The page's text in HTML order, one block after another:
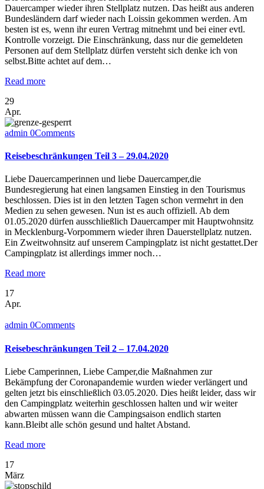
Dauercamper wieder ihren Stellplatz nutzen. Das heißt aus anderen
Bundesländern darf wieder nach Loissin gekommen werden. Am
besten ist es, wenn ihr euren Vertrag mitnehmt und bei einer evtl.
Kontrolle vorzeigt. Die Einschränkung, dass nur die gemeldeten
Personen auf dem Stellplatz dürfen versteht sich denke ich von
selbst.Bitte achtet auf dem…
Read more
29
Apr.
admin 0Comments
Reisebeschränkungen Teil 3 – 29.04.2020
Liebe Dauercamperinnen und liebe Dauercamper,die
Bundesregierung hat einen langsamen Einstieg in den Tourismus
beschlossen. Dies ist in den letzten Tagen schon vermehrt in den
Medien zu sehen gewesen. Nun ist es auch offiziell. Ab dem
01.05.2020 dürfen ausschließlich Dauercamper mit Hauptwohnsitz
in Mecklenburg-Vorpommern wieder ihren Dauerstellplatz nutzen.
Ein Zweitwohnsitz auf unserem Campingplatz ist nicht gestattet.Der
Campingplatz ist allerdings immer noch…
Read more
17
Apr.
admin 0Comments
Reisebeschränkungen Teil 2 – 17.04.2020
Liebe Camperinnen, Liebe Camper,die Maßnahmen zur
Bekämpfung der Coronapandemie wurden wieder verlängert und
gelten jetzt bis einschließlich 03.05.2020. Dies heißt leider, dass wir
den Campingplatz weiterhin geschlossen halten und wir weiter
abwarten müssen wann die Campingsaison endlich starten
kann.Bleibt alle schön gesund und haltet Abstand.
Read more
17
März